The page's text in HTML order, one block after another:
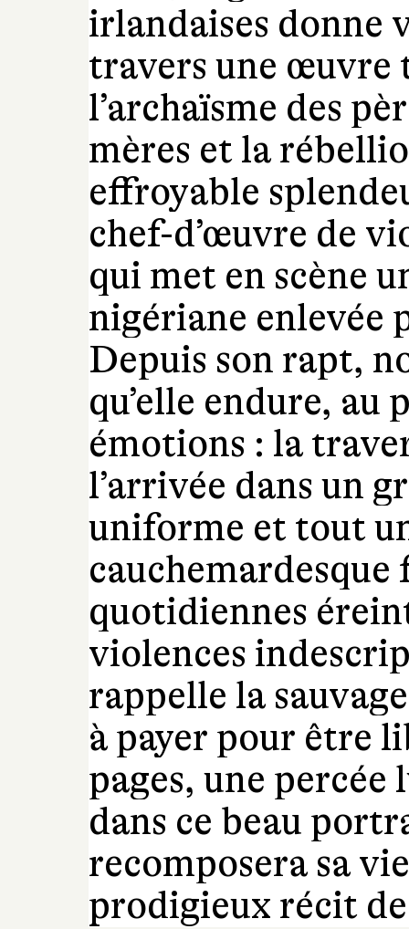
irlandaises donne
travers une œuvre
l’archaïsme des
mères et la
effroyable
chef-d’œuvre de
qui met en scène
nigériane enlevée
Depuis son rapt,
qu’elle endure, au
émotions : la
l’arrivée dans un
uniforme et tout
cauchemardesque
quotidiennes
violences
rappelle la
à payer pour être
pages, une percée
dans ce beau
recomposera sa
prodigieux récit